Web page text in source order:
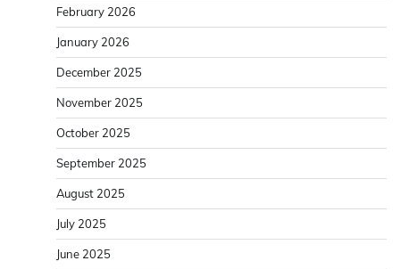
February 2026
January 2026
December 2025
November 2025
October 2025
September 2025
August 2025
July 2025
June 2025